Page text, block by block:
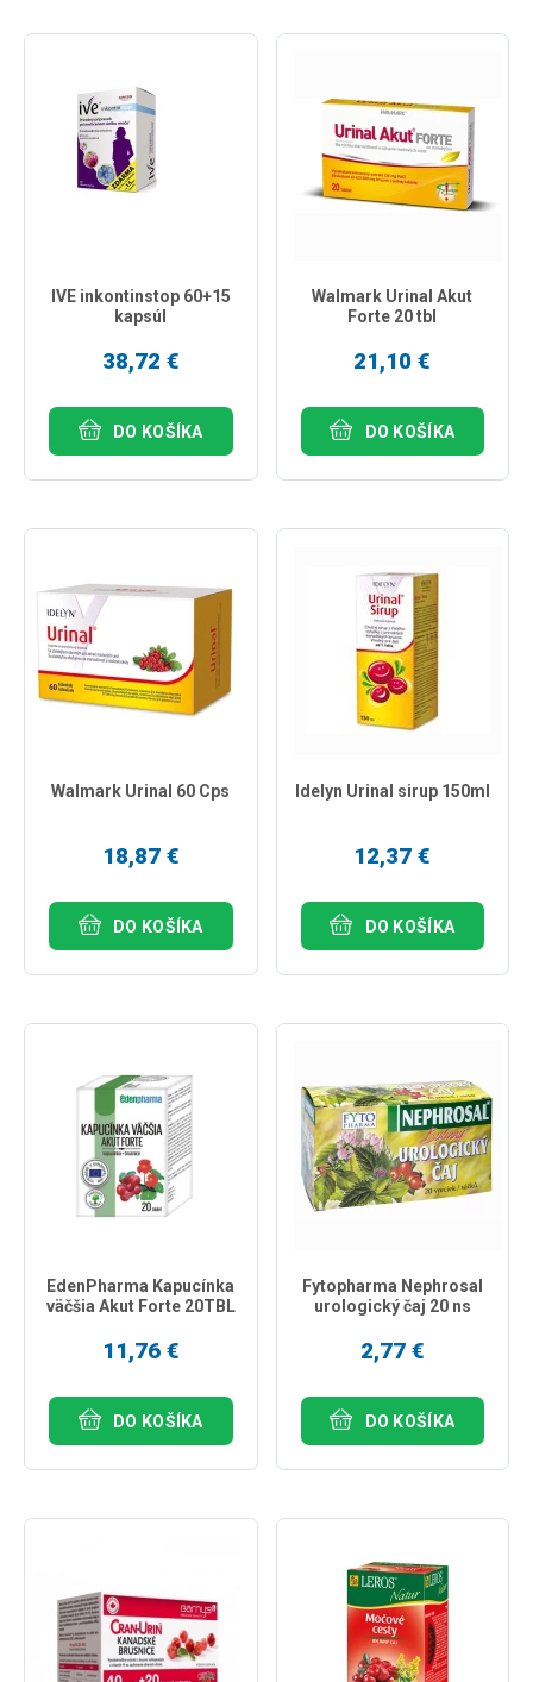
IVE inkontinstop 60+15
kapsúl
38,72 €
DO KOŠÍKA
Walmark Urinal Akut
Forte 20 tbl
21,10 €
DO KOŠÍKA
Walmark Urinal 60 Cps
18,87 €
DO KOŠÍKA
Idelyn Urinal sirup 150ml
12,37 €
DO KOŠÍKA
EdenPharma Kapucínka
väčšia Akut Forte 20TBL
11,76 €
DO KOŠÍKA
Fytopharma Nephrosal
urologický čaj 20 ns
2,77 €
DO KOŠÍKA